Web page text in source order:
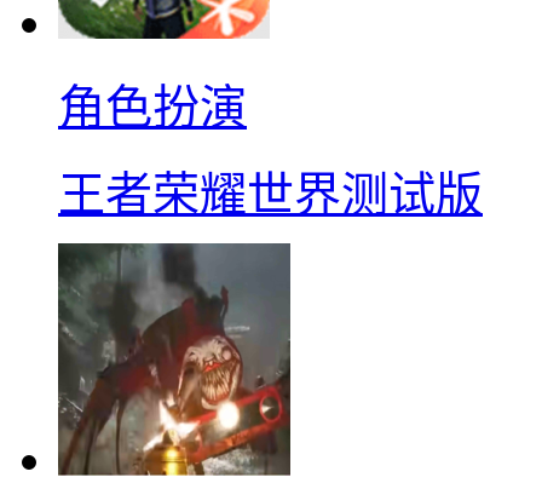
角色扮演
王者荣耀世界测试版